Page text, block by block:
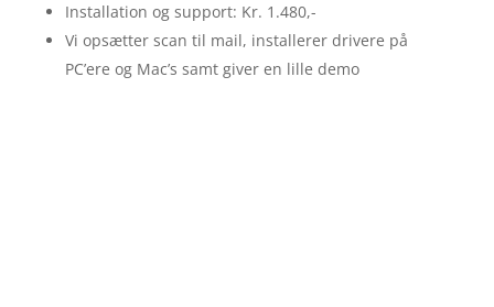
Installation og support: Kr. 1.480,-
Vi opsætter scan til mail, installerer drivere på
PC’ere og Mac’s samt giver en lille demo